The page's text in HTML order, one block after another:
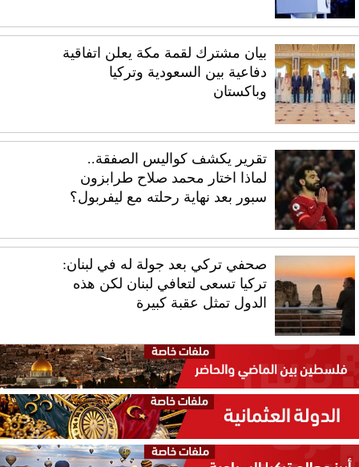
بيان مشترك لقمة مكة يعلن اتفاقية
دفاعية بين السعودية وتركيا
وباكستان
تقرير يكشف كواليس الصفقة..
لماذا اختار محمد صلاح طرابزون
سبور بعد نهاية رحلته مع ليفربول؟
صحفي تركي بعد جولة له في لبنان:
تركيا تسعى لتعافي لبنان لكن هذه
الدول تمثل عقبة كبيرة